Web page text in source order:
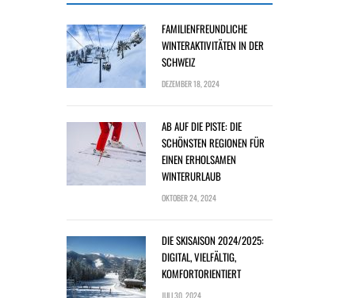
FAMILIENFREUNDLICHE
WINTERAKTIVITÄTEN IN DER
SCHWEIZ
DEZEMBER 18, 2024
AB AUF DIE PISTE: DIE
SCHÖNSTEN REGIONEN FÜR
EINEN ERHOLSAMEN
WINTERURLAUB
OKTOBER 24, 2024
DIE SKISAISON 2024/2025:
DIGITAL, VIELFÄLTIG,
KOMFORTORIENTIERT
JULI 30, 2024